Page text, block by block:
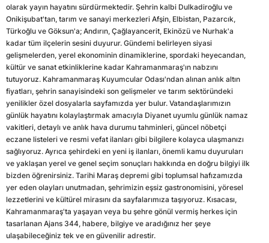
olarak yayın hayatını sürdürmektedir. Şehrin kalbi Dulkadiroğlu ve
Onikişubat'tan, tarım ve sanayi merkezleri Afşin, Elbistan, Pazarcık,
Türkoğlu ve Göksun'a; Andırın, Çağlayancerit, Ekinözü ve Nurhak'a
kadar tüm ilçelerin sesini duyurur. Gündemi belirleyen siyasi
gelişmelerden, yerel ekonominin dinamiklerine, spordaki heyecandan,
kültür ve sanat etkinliklerine kadar Kahramanmaraş'ın nabzını
tutuyoruz. Kahramanmaraş Kuyumcular Odası'ndan alınan anlık altın
fiyatları, şehrin sanayisindeki son gelişmeler ve tarım sektöründeki
yenilikler özel dosyalarla sayfamızda yer bulur. Vatandaşlarımızın
günlük hayatını kolaylaştırmak amacıyla Diyanet uyumlu günlük namaz
vakitleri, detaylı ve anlık hava durumu tahminleri, güncel nöbetçi
eczane listeleri ve resmi vefat ilanları gibi bilgilere kolayca ulaşmanızı
sağlıyoruz. Ayrıca şehirdeki en yeni iş ilanları, önemli kamu duyuruları
ve yaklaşan yerel ve genel seçim sonuçları hakkında en doğru bilgiyi ilk
bizden öğrenirsiniz. Tarihi Maraş depremi gibi toplumsal hafızamızda
yer eden olayları unutmadan, şehrimizin eşsiz gastronomisini, yöresel
lezzetlerini ve kültürel mirasını da sayfalarımıza taşıyoruz. Kısacası,
Kahramanmaraş'ta yaşayan veya bu şehre gönül vermiş herkes için
tasarlanan Ajans 344, habere, bilgiye ve aradığınız her şeye
ulaşabileceğiniz tek ve en güvenilir adrestir.